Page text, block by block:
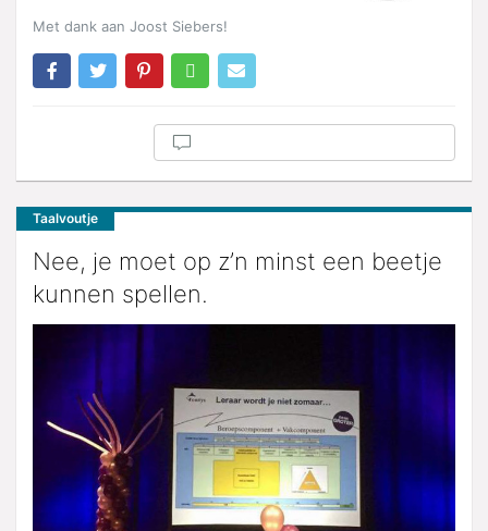
Met dank aan Joost Siebers!
Taalvoutje
Nee, je moet op z’n minst een beetje
kunnen spellen.